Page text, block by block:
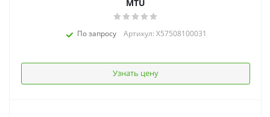
MTU
По запросу Артикул: X57508100031
Узнать цену